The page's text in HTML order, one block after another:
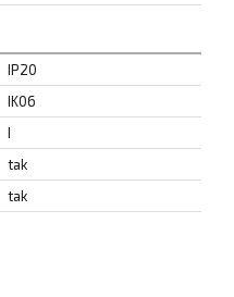
IP20
IK06
I
tak
tak